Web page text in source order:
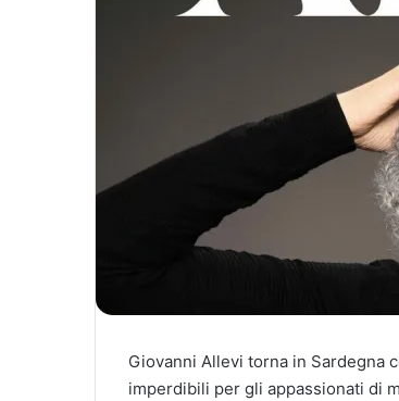
Giovanni Allevi torna in Sardegna
imperdibili per gli appassionati di